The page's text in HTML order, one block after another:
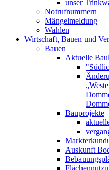
unser
Notrufnummern
Mängelmeldung
Wahlen
Wirtschaft, Bauen und
Bauen
Aktuelle
Bauprojekte
Auskunft